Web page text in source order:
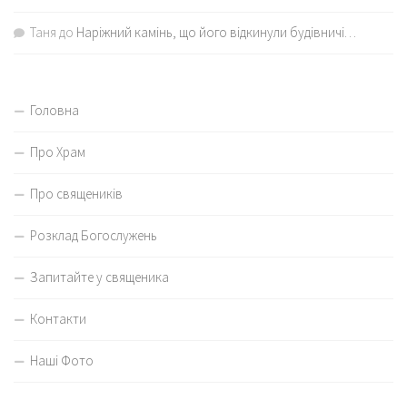
Таня до Наріжний камінь, що його відкинули будівничі…
Головна
Про Храм
Про священиків
Розклад Богослужень
Запитайте у священика
Контакти
Наші Фото